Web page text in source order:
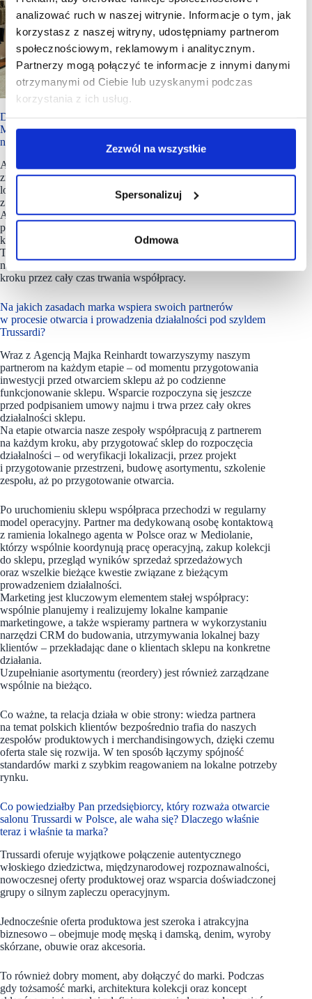
analizować ruch w naszej witrynie. Informacje o tym, jak
korzystasz z naszej witryny, udostępniamy partnerom
społecznościowym, reklamowym i analitycznym.
Partnerzy mogą połączyć te informacje z innymi danymi
otrzymanymi od Ciebie lub uzyskanymi podczas
korzystania z ich usług.
Zezwól na wszystkie
Spersonalizuj
Odmowa
Sklep Trussardi w Kiszyniowe (Mołdawia)
Dlaczego zdecydowaliście sie na wsparcie lokalnej agencji
Majka Reihardt w ponownym wprowadzeniu Trussardi
na Polski rynek?
Agencja Majka Reinhardt wnosi przede wszystkim dogłębną
znajomość polskiego rynku oraz ekspercką wiedzę na temat
lokalnej branży modowej, a także szeroką sieć relacji
z przedsiębiorcami i właścicielami powierzchni handlowych.
Aktywnie wspiera nas nie tylko w identyfikacji i ocenie
potencjalnych partnerów, ale również kompleksowo
koordynuje współpracę pomiędzy partnerem a zespołem
Trussardi w Mediolanie. Rola agencji nie kończy się
na znalezieniu partnera. Agencja wspiera partnera na każdym
kroku przez cały czas trwania współpracy.
Na jakich zasadach marka wspiera swoich partnerów
w procesie otwarcia i prowadzenia działalności pod szyldem
Trussardi?
Wraz z Agencją Majka Reinhardt towarzyszymy naszym
partnerom na każdym etapie – od momentu przygotowania
inwestycji przed otwarciem sklepu aż po codzienne
funkcjonowanie sklepu. Wsparcie rozpoczyna się jeszcze
przed podpisaniem umowy najmu i trwa przez cały okres
działalności sklepu.
Na etapie otwarcia nasze zespoły współpracują z partnerem
na każdym kroku, aby przygotować sklep do rozpoczęcia
działalności – od weryfikacji lokalizacji, przez projekt
i przygotowanie przestrzeni, budowę asortymentu, szkolenie
zespołu, aż po przygotowanie otwarcia.
Po uruchomieniu sklepu współpraca przechodzi w regularny
model operacyjny. Partner ma dedykowaną osobę kontaktową
z ramienia lokalnego agenta w Polsce oraz w Mediolanie,
którzy wspólnie koordynują pracę operacyjną, zakup kolekcji
do sklepu, przegląd wyników sprzedaż sprzedażowych
oraz wszelkie bieżące kwestie związane z bieżącym
prowadzeniem działalności.
Marketing jest kluczowym elementem stałej współpracy:
wspólnie planujemy i realizujemy lokalne kampanie
marketingowe, a także wspieramy partnera w wykorzystaniu
narzędzi CRM do budowania, utrzymywania lokalnej bazy
klientów – przekładając dane o klientach sklepu na konkretne
działania.
Uzupełnianie asortymentu (reordery) jest również zarządzane
wspólnie na bieżąco.
Co ważne, ta relacja działa w obie strony: wiedza partnera
na temat polskich klientów bezpośrednio trafia do naszych
zespołów produktowych i merchandisingowych, dzięki czemu
oferta stale się rozwija. W ten sposób łączymy spójność
standardów marki z szybkim reagowaniem na lokalne potrzeby
rynku.
Co powiedziałby Pan przedsiębiorcy, który rozważa otwarcie
salonu Trussardi w Polsce, ale waha się? Dlaczego właśnie
teraz i właśnie ta marka?
Trussardi oferuje wyjątkowe połączenie autentycznego
włoskiego dziedzictwa, międzynarodowej rozpoznawalności,
nowoczesnej oferty produktowej oraz wsparcia doświadczonej
grupy o silnym zapleczu operacyjnym.
Jednocześnie oferta produktowa jest szeroka i atrakcyjna
biznesowo – obejmuje modę męską i damską, denim, wyroby
skórzane, obuwie oraz akcesoria.
To również dobry moment, aby dołączyć do marki. Podczas
gdy tożsamość marki, architektura kolekcji oraz koncept